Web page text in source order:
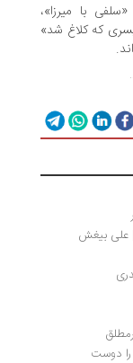
میرزا»،
کلاغ شد»